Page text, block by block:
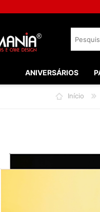
ANIVERSÁRIOS
Início